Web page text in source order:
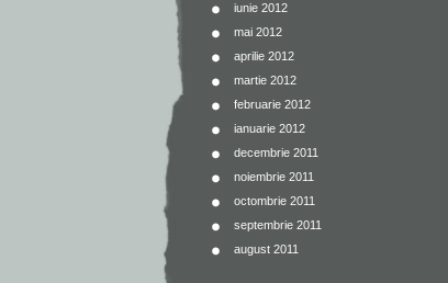
iunie 2012
mai 2012
aprilie 2012
martie 2012
februarie 2012
ianuarie 2012
decembrie 2011
noiembrie 2011
octombrie 2011
septembrie 2011
august 2011